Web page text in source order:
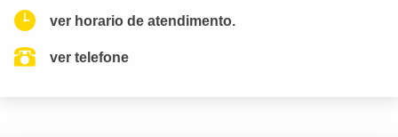
ver horario de atendimento.
ver telefone